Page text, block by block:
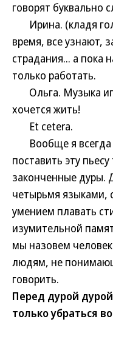
говорят буквально
Ирина. (кладя
время, все узнают,
страдания... а пока
только работать.
Ольга. Музыка
хочется жить!
Et cetera.
Вообще я всегда
поставить эту
законченные дуры.
четырьмя языками,
умением плавать
изумительной
мы назовем
людям, не
говорить.
Перед дурой
только убраться